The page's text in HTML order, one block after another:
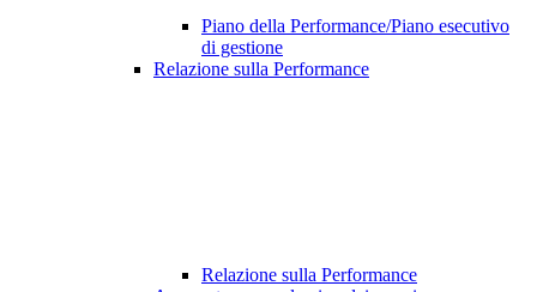
Piano della Performance/Piano esecutivo
di gestione
Relazione sulla Performance
Relazione sulla Performance